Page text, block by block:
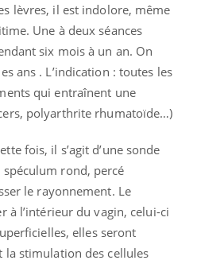
lèvres, il est indolore, même
Une à deux séances
six mois à un an. On
ans . L’indication : toutes les
qui entraînent une
polyarthrite rhumatoïde…)
fois, il s’agit d’une sonde
rond, percé
le rayonnement. Le
à l’intérieur du vagin, celui-ci
elles seront
stimulation des cellules